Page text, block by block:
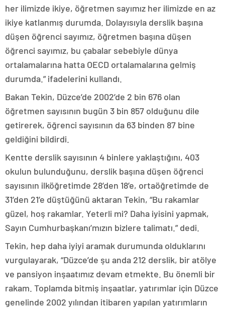
her ilimizde ikiye, öğretmen sayımız her ilimizde en az
ikiye katlanmış durumda. Dolayısıyla derslik başına
düşen öğrenci sayımız, öğretmen başına düşen
öğrenci sayımız, bu çabalar sebebiyle dünya
ortalamalarına hatta OECD ortalamalarına gelmiş
durumda.” ifadelerini kullandı.
Bakan Tekin, Düzce’de 2002’de 2 bin 676 olan
öğretmen sayısının bugün 3 bin 857 olduğunu dile
getirerek, öğrenci sayısının da 63 binden 87 bine
geldiğini bildirdi.
Kentte derslik sayısının 4 binlere yaklaştığını, 403
okulun bulunduğunu, derslik başına düşen öğrenci
sayısının ilköğretimde 28’den 18’e, ortaöğretimde de
31’den 21’e düştüğünü aktaran Tekin, “Bu rakamlar
güzel, hoş rakamlar. Yeterli mi? Daha iyisini yapmak,
Sayın Cumhurbaşkanı’mızın bizlere talimatı.” dedi.
Tekin, hep daha iyiyi aramak durumunda olduklarını
vurgulayarak, “Düzce’de şu anda 212 derslik, bir atölye
ve pansiyon inşaatımız devam etmekte. Bu önemli bir
rakam. Toplamda bitmiş inşaatlar, yatırımlar için Düzce
genelinde 2002 yılından itibaren yapılan yatırımların